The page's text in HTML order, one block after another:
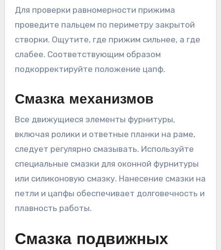
Для проверки равномерности прижима
проведите пальцем по периметру закрытой
створки. Ощутите, где прижим сильнее, а где
слабее. Соответствующим образом
подкорректируйте положение цапф.
Смазка механизмов
Все движущиеся элементы фурнитуры,
включая ролики и ответные планки на раме,
следует регулярно смазывать. Используйте
специальные смазки для оконной фурнитуры
или силиконовую смазку. Нанесение смазки на
петли и цапфы обеспечивает долговечность и
плавность работы.
Смазка подвижных